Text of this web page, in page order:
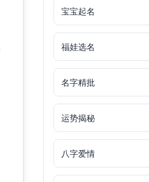
宝宝起名
福娃选名
名字精批
运势揭秘
八字爱情